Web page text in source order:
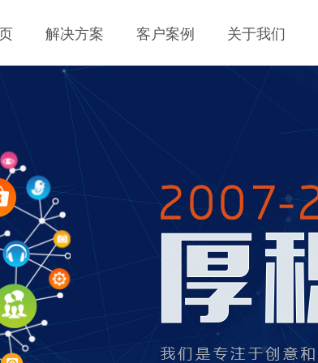
解决方案 客户案例 关于我们